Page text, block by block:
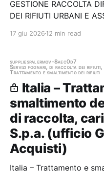
GESTIONE RACCOLTA
DEI RIFIUTI URBANI E
VALEVOLE PER UN
Unione dei Comuni "alto
17 giu 2026 12 min read
suppliespalermov-8aec0d7
Servizi fognari, di raccolta dei rifiuti,
Trattamento e smaltimento dei rifiuti
Italia –
smaltimento
di raccolta,
S.p.a. (ufficio
Acquisti)
Italia – Trattamento e